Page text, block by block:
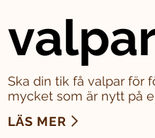
Ska din tik få valpar för
mycket som är nytt på
LÄS MER